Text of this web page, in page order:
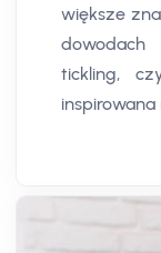
większe
tickling,
inspirowana